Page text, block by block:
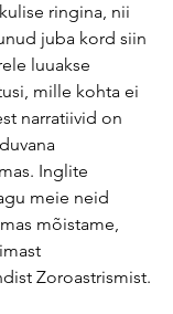
ringina, nii
juba kord siin
luuakse
mille kohta ei
narratiivid on
Inglite
meie neid
mõistame,
Zoroastrismist.